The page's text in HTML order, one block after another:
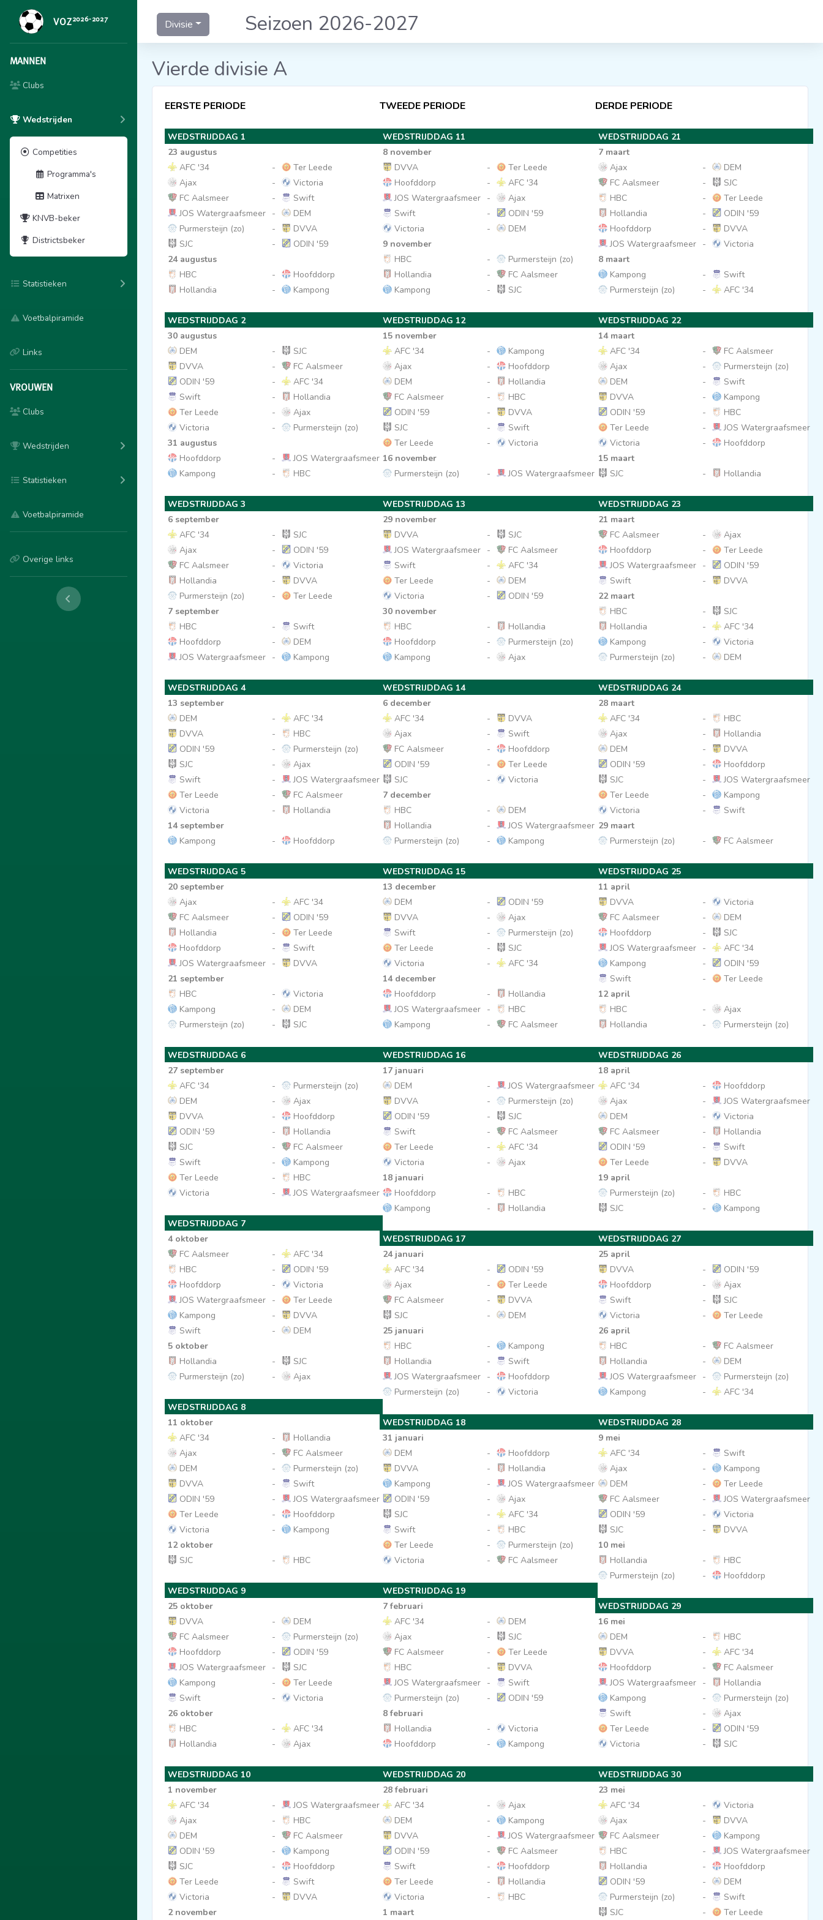
VOZ2026-2027
MANNEN
Clubs
Wedstrijden
Competities
Programma's
Matrixen
KNVB-beker
Districtsbeker
Statistieken
Voetbalpiramide
Links
VROUWEN
Clubs
Wedstrijden
Statistieken
Voetbalpiramide
Overige links
Divisie
Seizoen 2026-2027
Vierde divisie A
EERSTE PERIODE
WEDSTRIJDDAG 1
23 augustus
AFC '34
-
Ter Leede
Ajax
-
Victoria
FC Aalsmeer
-
Swift
JOS Watergraafsmeer -
DEM
Purmersteijn (zo)
-
DVVA
SJC
-
ODIN '59
24 augustus
HBC
-
Hoofddorp
Hollandia
- Kampong
WEDSTRIJDDAG 2
30 augustus
DEM
-
SJC
DVVA
-
FC Aalsmeer
ODIN '59
-
AFC '34
Swift
-
Hollandia
Ter Leede
-
Ajax
Victoria
-
Purmersteijn (zo)
31 augustus
Hoofddorp
-
JOS Watergraafsmeer
Kampong
- HBC
WEDSTRIJDDAG 3
6 september
AFC '34
-
SJC
Ajax
-
ODIN '59
FC Aalsmeer
-
Victoria
Hollandia
-
DVVA
Purmersteijn (zo)
-
Ter Leede
7 september
HBC
-
Swift
Hoofddorp
-
DEM
JOS Watergraafsmeer - Kampong
WEDSTRIJDDAG 4
13 september
DEM
-
AFC '34
DVVA
-
HBC
ODIN '59
-
Purmersteijn (zo)
SJC
-
Ajax
Swift
-
JOS Watergraafsmeer
Ter Leede
-
FC Aalsmeer
Victoria
-
Hollandia
14 september
Kampong
- Hoofddorp
WEDSTRIJDDAG 5
20 september
Ajax
-
AFC '34
FC Aalsmeer
-
ODIN '59
Hollandia
-
Ter Leede
Hoofddorp
-
Swift
JOS Watergraafsmeer -
DVVA
21 september
HBC
-
Victoria
Kampong
-
DEM
Purmersteijn (zo)
- SJC
WEDSTRIJDDAG 6
27 september
AFC '34
-
Purmersteijn (zo)
DEM
-
Ajax
DVVA
-
Hoofddorp
ODIN '59
-
Hollandia
SJC
-
FC Aalsmeer
Swift
-
Kampong
Ter Leede
-
HBC
Victoria
- JOS Watergraafsmeer
WEDSTRIJDDAG 7
4 oktober
FC Aalsmeer
-
AFC '34
HBC
-
ODIN '59
Hoofddorp
-
Victoria
JOS Watergraafsmeer -
Ter Leede
Kampong
-
DVVA
Swift
-
DEM
5 oktober
Hollandia
-
SJC
Purmersteijn (zo)
- Ajax
WEDSTRIJDDAG 8
11 oktober
AFC '34
-
Hollandia
Ajax
-
FC Aalsmeer
DEM
-
Purmersteijn (zo)
DVVA
-
Swift
ODIN '59
-
JOS Watergraafsmeer
Ter Leede
-
Hoofddorp
Victoria
-
Kampong
12 oktober
SJC
- HBC
WEDSTRIJDDAG 9
25 oktober
DVVA
-
DEM
FC Aalsmeer
-
Purmersteijn (zo)
Hoofddorp
-
ODIN '59
JOS Watergraafsmeer -
SJC
Kampong
-
Ter Leede
Swift
-
Victoria
26 oktober
HBC
-
AFC '34
Hollandia
- Ajax
WEDSTRIJDDAG 10
1 november
AFC '34
-
JOS Watergraafsmeer
Ajax
-
HBC
DEM
-
FC Aalsmeer
ODIN '59
-
Kampong
SJC
-
Hoofddorp
Ter Leede
-
Swift
Victoria
-
DVVA
2 november
TWEEDE PERIODE
WEDSTRIJDDAG 11
8 november
DVVA
-
Ter Leede
Hoofddorp
-
AFC '34
JOS Watergraafsmeer -
Ajax
Swift
-
ODIN '59
Victoria
-
DEM
9 november
HBC
-
Purmersteijn (zo)
Hollandia
-
FC Aalsmeer
Kampong
- SJC
WEDSTRIJDDAG 12
15 november
AFC '34
-
Kampong
Ajax
-
Hoofddorp
DEM
-
Hollandia
FC Aalsmeer
-
HBC
ODIN '59
-
DVVA
SJC
-
Swift
Ter Leede
-
Victoria
16 november
Purmersteijn (zo)
- JOS Watergraafsmeer
WEDSTRIJDDAG 13
29 november
DVVA
-
SJC
JOS Watergraafsmeer -
FC Aalsmeer
Swift
-
AFC '34
Ter Leede
-
DEM
Victoria
-
ODIN '59
30 november
HBC
-
Hollandia
Hoofddorp
-
Purmersteijn (zo)
Kampong
- Ajax
WEDSTRIJDDAG 14
6 december
AFC '34
-
DVVA
Ajax
-
Swift
FC Aalsmeer
-
Hoofddorp
ODIN '59
-
Ter Leede
SJC
-
Victoria
7 december
HBC
-
DEM
Hollandia
-
JOS Watergraafsmeer
Purmersteijn (zo)
- Kampong
WEDSTRIJDDAG 15
13 december
DEM
-
ODIN '59
DVVA
-
Ajax
Swift
-
Purmersteijn (zo)
Ter Leede
-
SJC
Victoria
-
AFC '34
14 december
Hoofddorp
-
Hollandia
JOS Watergraafsmeer -
HBC
Kampong
- FC Aalsmeer
WEDSTRIJDDAG 16
17 januari
DEM
-
JOS Watergraafsmeer
DVVA
-
Purmersteijn (zo)
ODIN '59
-
SJC
Swift
-
FC Aalsmeer
Ter Leede
-
AFC '34
Victoria
-
Ajax
18 januari
Hoofddorp
-
HBC
Kampong
- Hollandia
WEDSTRIJDDAG 17
24 januari
AFC '34
-
ODIN '59
Ajax
-
Ter Leede
FC Aalsmeer
-
DVVA
SJC
-
DEM
25 januari
HBC
-
Kampong
Hollandia
-
Swift
JOS Watergraafsmeer -
Hoofddorp
Purmersteijn (zo)
- Victoria
WEDSTRIJDDAG 18
31 januari
DEM
-
Hoofddorp
DVVA
-
Hollandia
Kampong
-
JOS Watergraafsmeer
ODIN '59
-
Ajax
SJC
-
AFC '34
Swift
-
HBC
Ter Leede
-
Purmersteijn (zo)
Victoria
- FC Aalsmeer
WEDSTRIJDDAG 19
7 februari
AFC '34
-
DEM
Ajax
-
SJC
FC Aalsmeer
-
Ter Leede
HBC
-
DVVA
JOS Watergraafsmeer -
Swift
Purmersteijn (zo)
-
ODIN '59
8 februari
Hollandia
-
Victoria
Hoofddorp
- Kampong
WEDSTRIJDDAG 20
28 februari
AFC '34
-
Ajax
DEM
-
Kampong
DVVA
-
JOS Watergraafsmeer
ODIN '59
-
FC Aalsmeer
Swift
-
Hoofddorp
Ter Leede
-
Hollandia
Victoria
-
HBC
1 maart
DERDE PERIODE
WEDSTRIJDDAG 21
7 maart
Ajax
-
DEM
FC Aalsmeer
-
SJC
HBC
-
Ter Leede
Hollandia
-
ODIN '59
Hoofddorp
-
DVVA
JOS Watergraafsmeer -
Victoria
8 maart
Kampong
-
Swift
Purmersteijn (zo)
- AFC '34
WEDSTRIJDDAG 22
14 maart
AFC '34
-
FC Aalsmeer
Ajax
-
Purmersteijn (zo)
DEM
-
Swift
DVVA
-
Kampong
ODIN '59
-
HBC
Ter Leede
-
JOS Watergraafsmeer
Victoria
-
Hoofddorp
15 maart
SJC
- Hollandia
WEDSTRIJDDAG 23
21 maart
FC Aalsmeer
-
Ajax
Hoofddorp
-
Ter Leede
JOS Watergraafsmeer -
ODIN '59
Swift
-
DVVA
22 maart
HBC
-
SJC
Hollandia
-
AFC '34
Kampong
-
Victoria
Purmersteijn (zo)
- DEM
WEDSTRIJDDAG 24
28 maart
AFC '34
-
HBC
Ajax
-
Hollandia
DEM
-
DVVA
ODIN '59
-
Hoofddorp
SJC
-
JOS Watergraafsmeer
Ter Leede
-
Kampong
Victoria
-
Swift
29 maart
Purmersteijn (zo)
- FC Aalsmeer
WEDSTRIJDDAG 25
11 april
DVVA
-
Victoria
FC Aalsmeer
-
DEM
Hoofddorp
-
SJC
JOS Watergraafsmeer -
AFC '34
Kampong
-
ODIN '59
Swift
-
Ter Leede
12 april
HBC
-
Ajax
Hollandia
- Purmersteijn (zo)
WEDSTRIJDDAG 26
18 april
AFC '34
-
Hoofddorp
Ajax
-
JOS Watergraafsmeer
DEM
-
Victoria
FC Aalsmeer
-
Hollandia
ODIN '59
-
Swift
Ter Leede
-
DVVA
19 april
Purmersteijn (zo)
-
HBC
SJC
- Kampong
WEDSTRIJDDAG 27
25 april
DVVA
-
ODIN '59
Hoofddorp
-
Ajax
Swift
-
SJC
Victoria
-
Ter Leede
26 april
HBC
-
FC Aalsmeer
Hollandia
-
DEM
JOS Watergraafsmeer -
Purmersteijn (zo)
Kampong
- AFC '34
WEDSTRIJDDAG 28
9 mei
AFC '34
-
Swift
Ajax
-
Kampong
DEM
-
Ter Leede
FC Aalsmeer
-
JOS Watergraafsmeer
ODIN '59
-
Victoria
SJC
-
DVVA
10 mei
Hollandia
-
HBC
Purmersteijn (zo)
- Hoofddorp
WEDSTRIJDDAG 29
16 mei
DEM
-
HBC
DVVA
-
AFC '34
Hoofddorp
-
FC Aalsmeer
JOS Watergraafsmeer -
Hollandia
Kampong
-
Purmersteijn (zo)
Swift
-
Ajax
Ter Leede
-
ODIN '59
Victoria
- SJC
WEDSTRIJDDAG 30
23 mei
AFC '34
-
Victoria
Ajax
-
DVVA
FC Aalsmeer
-
Kampong
HBC
-
JOS Watergraafsmeer
Hollandia
-
Hoofddorp
ODIN '59
-
DEM
Purmersteijn (zo)
-
Swift
SJC
- Ter Leede